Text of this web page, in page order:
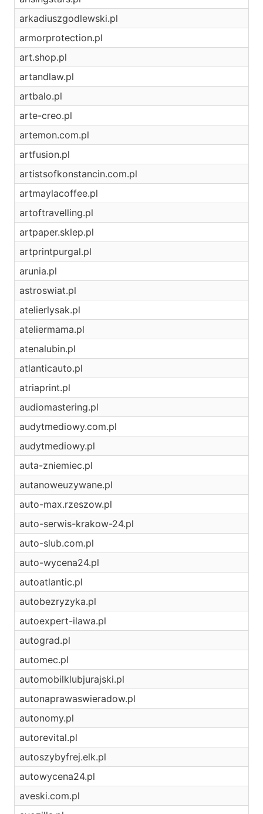
arkadiuszgodlewski.pl
armorprotection.pl
art.shop.pl
artandlaw.pl
artbalo.pl
arte-creo.pl
artemon.com.pl
artfusion.pl
artistsofkonstancin.com.pl
artmaylacoffee.pl
artoftravelling.pl
artpaper.sklep.pl
artprintpurgal.pl
arunia.pl
astroswiat.pl
atelierlysak.pl
ateliermama.pl
atenalubin.pl
atlanticauto.pl
atriaprint.pl
audiomastering.pl
audytmediowy.com.pl
audytmediowy.pl
auta-zniemiec.pl
autanoweuzywane.pl
auto-max.rzeszow.pl
auto-serwis-krakow-24.pl
auto-slub.com.pl
auto-wycena24.pl
autoatlantic.pl
autobezryzyka.pl
autoexpert-ilawa.pl
autograd.pl
automec.pl
automobilklubjurajski.pl
autonaprawaswieradow.pl
autonomy.pl
autorevital.pl
autoszybyfrej.elk.pl
autowycena24.pl
aveski.com.pl